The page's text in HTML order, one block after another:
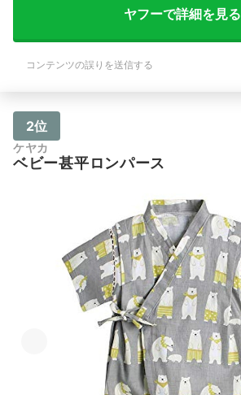
ヤフーで詳細を見る
コンテンツの誤りを送信する
2位
ケヤカ
ベビー甚平ロンパース